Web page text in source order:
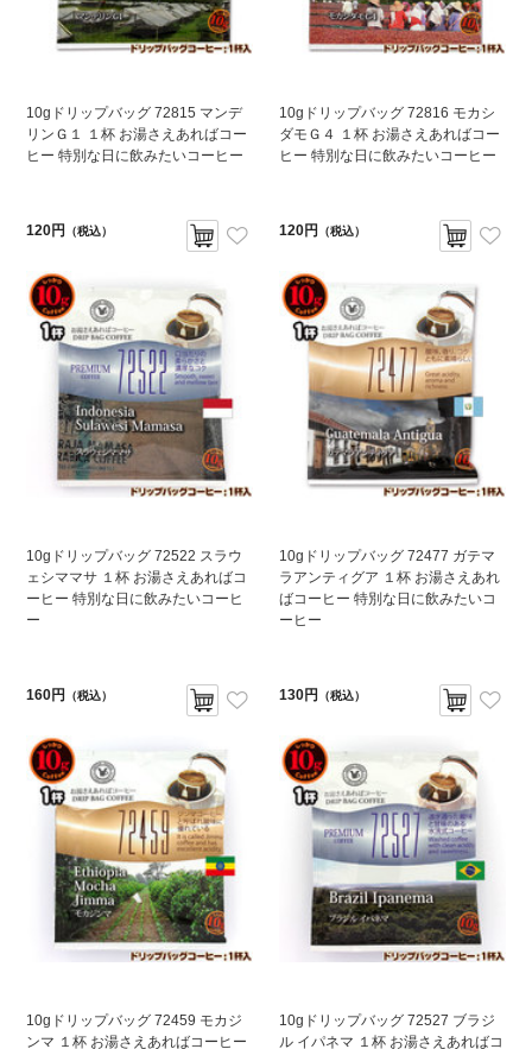
10gドリップバッグ 72815 マンデ
リンＧ１ １杯 お湯さえあればコー
ヒー 特別な日に飲みたいコーヒー
120円 （税込）
10gドリップバッグ 72816 モカシ
ダモＧ４ １杯 お湯さえあればコー
ヒー 特別な日に飲みたいコーヒー
120円 （税込）
10gドリップバッグ 72522 スラウ
ェシママサ １杯 お湯さえあればコ
ーヒー 特別な日に飲みたいコーヒ
ー
160円 （税込）
10gドリップバッグ 72477 ガテマ
ラアンティグア １杯 お湯さえあれ
ばコーヒー 特別な日に飲みたいコ
ーヒー
130円 （税込）
10gドリップバッグ 72459 モカジ
ンマ １杯 お湯さえあればコーヒー
10gドリップバッグ 72527 ブラジ
ル イパネマ １杯 お湯さえあればコ